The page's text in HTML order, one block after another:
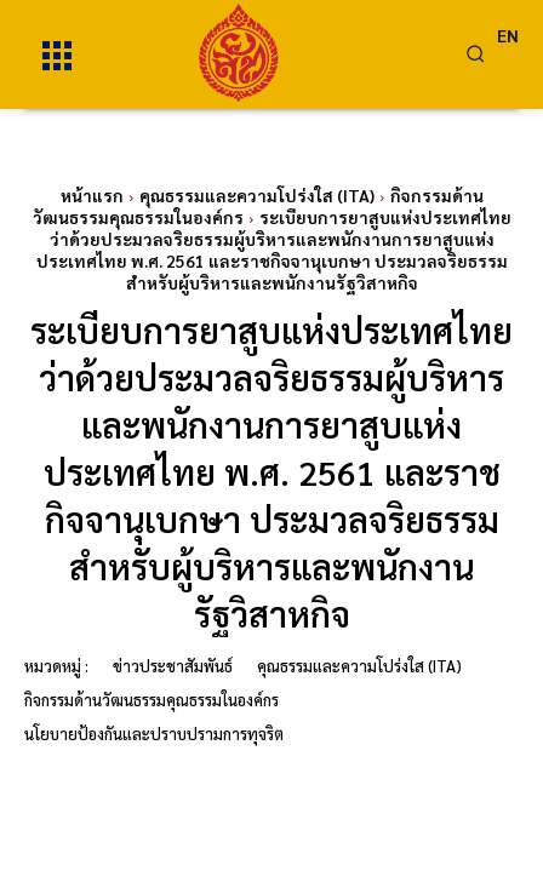
EN
หน้าแรก คุณธรรมและความโปร่งใส (ITA)
กิจกรรมด้าน
วัฒนธรรมคุณธรรมในองค์กร
ระเบียบการยาสูบแห่งประเทศไทย
ว่าด้วยประมวลจริยธรรมผู้บริหารและพนักงานการยาสูบแห่ง
ประเทศไทย พ.ศ. 2561 และราชกิจจานุเบกษา ประมวลจริยธรรม
สำหรับผู้บริหารและพนักงานรัฐวิสาหกิจ
ระเบียบการยาสูบแห่งประเทศไทย
ว่าด้วยประมวลจริยธรรมผู้บริหาร
และพนักงานการยาสูบแห่ง
ประเทศไทย พ.ศ. 2561 และราช
กิจจานุเบกษา ประมวลจริยธรรม
สำหรับผู้บริหารและพนักงาน
รัฐวิสาหกิจ
หมวดหมู่ : ข่าวประชาสัมพันธ์
คุณธรรมและความโปร่งใส (ITA)
กิจกรรมด้านวัฒนธรรมคุณธรรมในองค์กร
นโยบายป้องกันและปราบปรามการทุจริต